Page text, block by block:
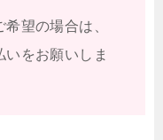
望の場合は、
いをお願いしま